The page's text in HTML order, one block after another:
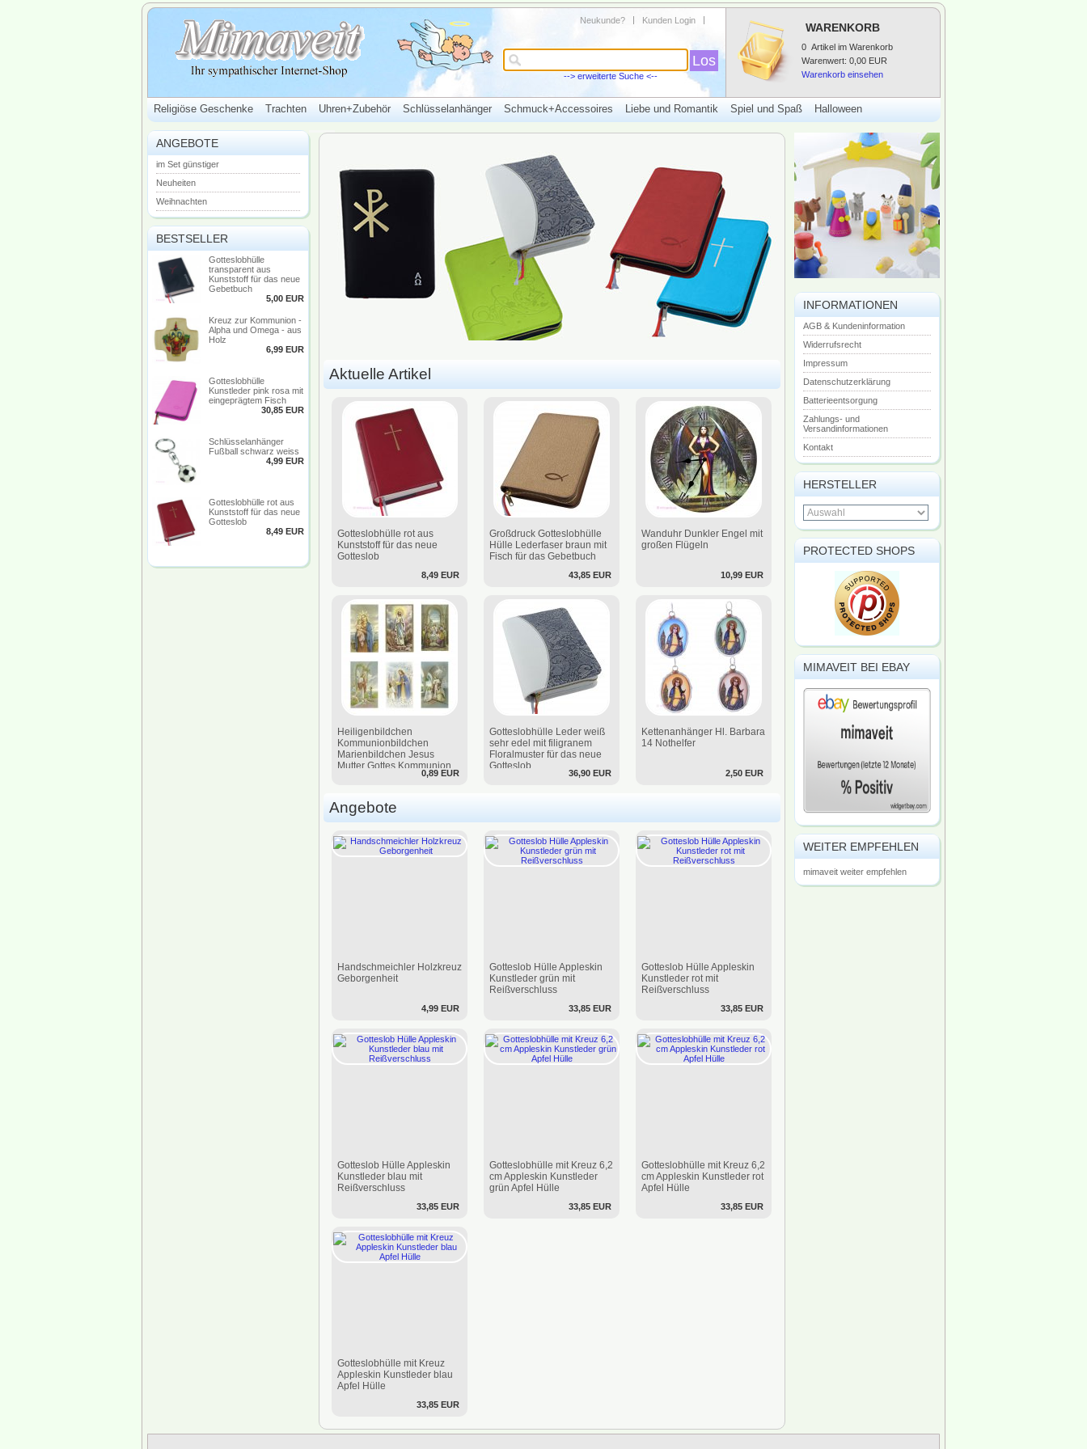
Los
--> erweiterte Suche <--
Kunden Login
Neukunde?
WARENKORB
0 Artikel im Warenkorb
Warenwert: 0,00 EUR
Warenkorb einsehen
Religiöse Geschenke Trachten Uhren+Zubehör Schlüsselanhänger Schmuck+Accessoires Liebe und Romantik Spiel und Spaß Halloween
ANGEBOTE
im Set günstiger
Neuheiten
Weihnachten
BESTSELLER
Gotteslobhülle
transparent aus
Kunststoff für das neue
Gebetbuch
5,00 EUR
Kreuz zur Kommunion -
Alpha und Omega - aus
Holz
6,99 EUR
Gotteslobhülle
Kunstleder pink rosa mit
eingeprägtem Fisch
30,85 EUR
Schlüsselanhänger
Fußball schwarz weiss
4,99 EUR
Gotteslobhülle rot aus
Kunststoff für das neue
Gotteslob
8,49 EUR
Aktuelle Artikel
Gotteslobhülle rot aus
Kunststoff für das neue
Gotteslob
8,49 EUR
Großdruck Gotteslobhülle
Hülle Lederfaser braun mit
Fisch für das Gebetbuch
43,85 EUR
Wanduhr Dunkler Engel mit
großen Flügeln
10,99 EUR
Heiligenbildchen
Kommunionbildchen
Marienbildchen Jesus
Mutter Gottes Kommunion
0,89 EUR
Gotteslobhülle Leder weiß
sehr edel mit filigranem
Floralmuster für das neue
Gotteslob
36,90 EUR
Kettenanhänger Hl. Barbara
14 Nothelfer
2,50 EUR
Angebote
Handschmeichler Holzkreuz
Geborgenheit
4,99 EUR
Gotteslob Hülle Appleskin
Kunstleder grün mit
Reißverschluss
33,85 EUR
Gotteslob Hülle Appleskin
Kunstleder rot mit
Reißverschluss
33,85 EUR
Gotteslob Hülle Appleskin
Kunstleder blau mit
Reißverschluss
33,85 EUR
Gotteslobhülle mit Kreuz 6,2
cm Appleskin Kunstleder
grün Apfel Hülle
33,85 EUR
Gotteslobhülle mit Kreuz 6,2
cm Appleskin Kunstleder rot
Apfel Hülle
33,85 EUR
Gotteslobhülle mit Kreuz
Appleskin Kunstleder blau
Apfel Hülle
33,85 EUR
INFORMATIONEN
AGB & Kundeninformation
Widerrufsrecht
Impressum
Datenschutzerklärung
Batterieentsorgung
Zahlungs- und
Versandinformationen
Kontakt
HERSTELLER
PROTECTED SHOPS
MIMAVEIT BEI EBAY
WEITER EMPFEHLEN
mimaveit weiter empfehlen